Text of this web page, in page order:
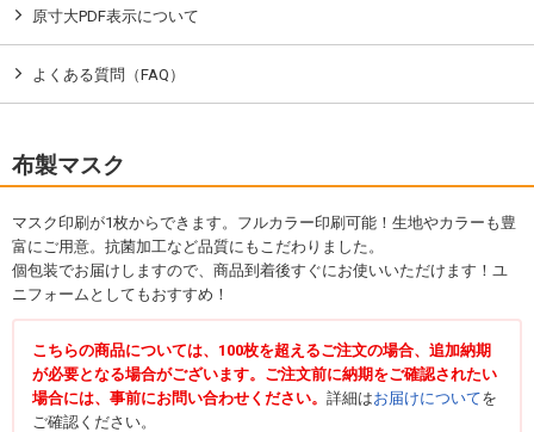
原寸大PDF表示について
よくある質問（FAQ）
布製マスク
マスク印刷が1枚からできます。フルカラー印刷可能！生地やカラーも豊
富にご用意。抗菌加工など品質にもこだわりました。
個包装でお届けしますので、商品到着後すぐにお使いいただけます！ユ
ニフォームとしてもおすすめ！
こちらの商品については、100枚を超えるご注文の場合、追加納期
が必要となる場合がございます。ご注文前に納期をご確認されたい
場合には、事前にお問い合わせください。 詳細はお届けについてを
ご確認ください。